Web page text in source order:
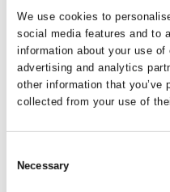
We use cookies to
social media features and to
information about your use
advertising and analytics
other information that you’ve
collected from your use of
Selection
Necessary
bl.a. servicebiler
Håndhydraulisk